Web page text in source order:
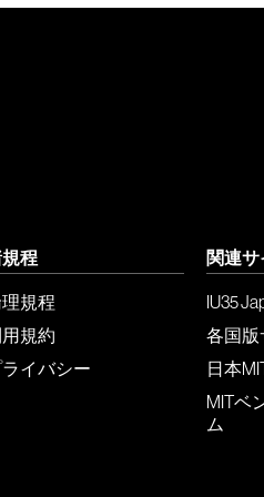
程
規程
規約
イバシー
関連サ
IU35
各国版
日本
MITベ
ム